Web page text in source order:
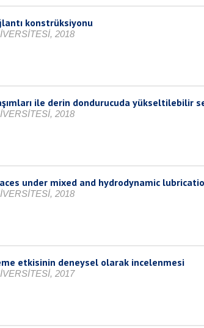
konstrüksiyonu
2018
ile derin dondurucuda yükseltilebilir
2018
under mixed and hydrodynamic
2018
etkisinin deneysel olarak incelenmesi
2017